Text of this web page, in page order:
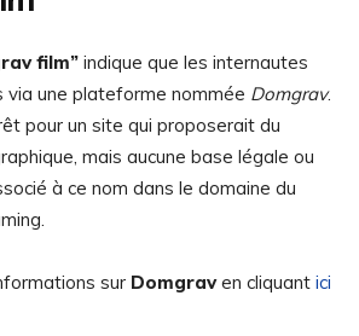
film” indique que les internautes
via une plateforme nommée Domgrav.
pour un site qui proposerait du
mais aucune base légale ou
à ce nom dans le domaine du
sur Domgraven cliquant ici